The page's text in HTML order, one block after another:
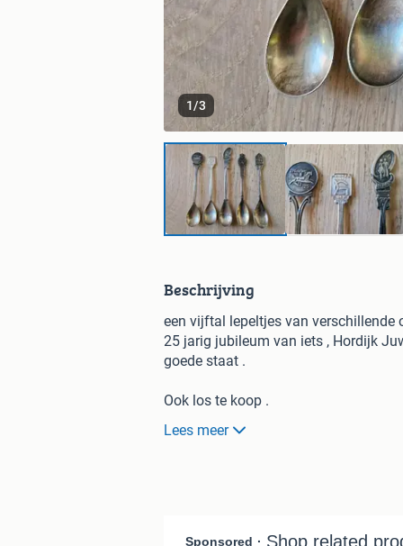
1/3
Beschrijving
een vijftal lepeltjes van verschillende
25 jarig jubileum van iets , Hordijk
goede staat .
Ook los te koop .
Verzendkosten voor koper ( de
Lees meer